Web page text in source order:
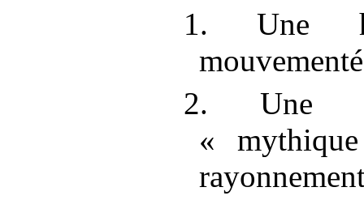
1. Une
2. Une
«
mythique